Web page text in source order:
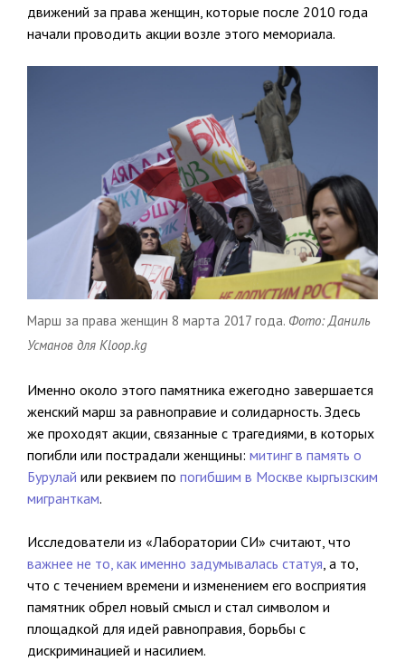
движений за права женщин, которые после 2010 года
начали проводить акции возле этого мемориала.
Марш за права женщин 8 марта 2017 года. Фото: Даниль
Усманов для Kloop.kg
Именно около этого памятника ежегодно завершается
женский марш за равноправие и солидарность. Здесь
же проходят акции, связанные с трагедиями, в которых
погибли или пострадали женщины: митинг в память о
Бурулай или реквием по погибшим в Москве кыргызским
мигранткам.
Исследователи из «Лаборатории СИ» считают, что
важнее не то, как именно задумывалась статуя, а то,
что с течением времени и изменением его восприятия
памятник обрел новый смысл и стал символом и
площадкой для идей равноправия, борьбы с
дискриминацией и насилием.